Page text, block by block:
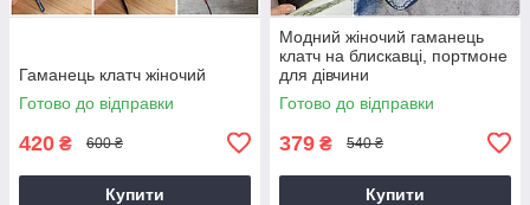
Гаманець клатч жіночий
Готово до відправки
420 ₴ 600 ₴
Купити
Модний жіночий гаманець
клатч на блискавці, портмоне
для дівчини
Готово до відправки
379 ₴ 540 ₴
Купити